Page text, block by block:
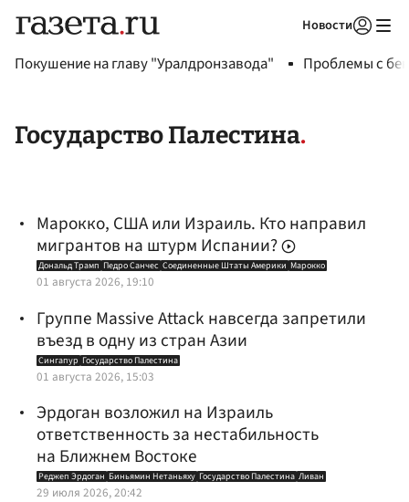
Новости
Покушение на главу "Уралдронзавода" Проблемы с
Государство Палестина
Марокко, США или Израиль. Кто направил
мигрантов на штурм Испании?
Дональд Трамп Педро Санчес Соединенные Штаты Америки Марокко
01 августа 2026, 19:10
Группе Massive Attack навсегда запретили
въезд в одну из стран Азии
Сингапур Государство Палестина
01 августа 2026, 15:03
Эрдоган возложил на Израиль
ответственность за нестабильность
на Ближнем Востоке
Реджеп Эрдоган Биньямин Нетаньяху Государство Палестина Ливан
29 июля 2026, 20:42